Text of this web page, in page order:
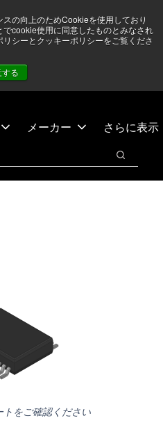
の向上のためCookieを使用しており
cookie使用に同意したものとみなされ
シーとクッキーポリシーをご覧くださ
する
い情報はこちら➜
メーカー さらに表示
検索
をご確認ください